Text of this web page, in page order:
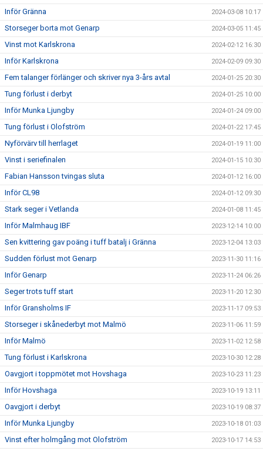
Inför Gränna 2024-03-08 10:17
Storseger borta mot Genarp 2024-03-05 11:45
Vinst mot Karlskrona 2024-02-12 16:30
Inför Karlskrona 2024-02-09 09:30
Fem talanger förlänger och skriver nya 3-års avtal 2024-01-25 20:30
Tung förlust i derbyt 2024-01-25 10:00
Inför Munka Ljungby 2024-01-24 09:00
Tung förlust i Olofström 2024-01-22 17:45
Nyförvärv till herrlaget 2024-01-19 11:00
Vinst i seriefinalen 2024-01-15 10:30
Fabian Hansson tvingas sluta 2024-01-12 16:00
Inför CL98 2024-01-12 09:30
Stark seger i Vetlanda 2024-01-08 11:45
Inför Malmhaug IBF 2023-12-14 10:00
Sen kvittering gav poäng i tuff batalj i Gränna 2023-12-04 13:03
Sudden förlust mot Genarp 2023-11-30 11:16
Inför Genarp 2023-11-24 06:26
Seger trots tuff start 2023-11-20 12:30
Inför Gransholms IF 2023-11-17 09:53
Storseger i skånederbyt mot Malmö 2023-11-06 11:59
Inför Malmö 2023-11-02 12:58
Tung förlust i Karlskrona 2023-10-30 12:28
Oavgjort i toppmötet mot Hovshaga 2023-10-23 11:23
Inför Hovshaga 2023-10-19 13:11
Oavgjort i derbyt 2023-10-19 08:37
Inför Munka Ljungby 2023-10-18 01:03
Vinst efter holmgång mot Olofström 2023-10-17 14:53